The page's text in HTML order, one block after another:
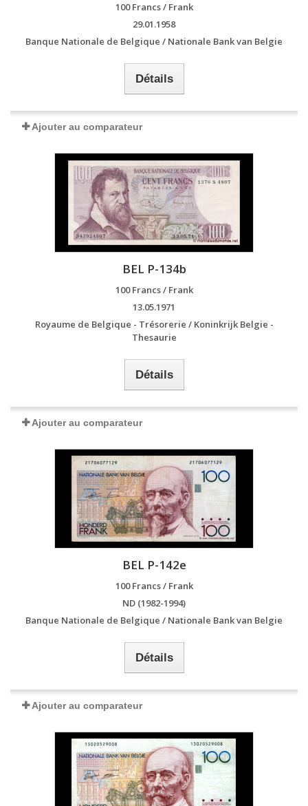
100 Francs / Frank
29.01.1958
Banque Nationale de Belgique / Nationale Bank van Belgie
Détails
Ajouter au comparateur
BEL P-134b
100 Francs / Frank
13.05.1971
Royaume de Belgique - Trésorerie / Koninkrijk Belgie -
Thesaurie
Détails
Ajouter au comparateur
BEL P-142e
100 Francs / Frank
ND (1982-1994)
Banque Nationale de Belgique / Nationale Bank van Belgie
Détails
Ajouter au comparateur